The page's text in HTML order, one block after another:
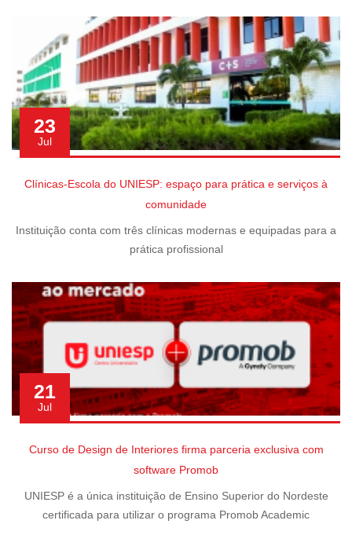
23
Jul
Clínicas-Escola do UNIESP: espaço para prática e serviços à
comunidade
Instituição conta com três clínicas modernas e equipadas para a
prática profissional
21
Jul
Curso de Design de Interiores firma parceria exclusiva com
software Promob
UNIESP é a única instituição de Ensino Superior do Nordeste
certificada para utilizar o programa Promob Academic